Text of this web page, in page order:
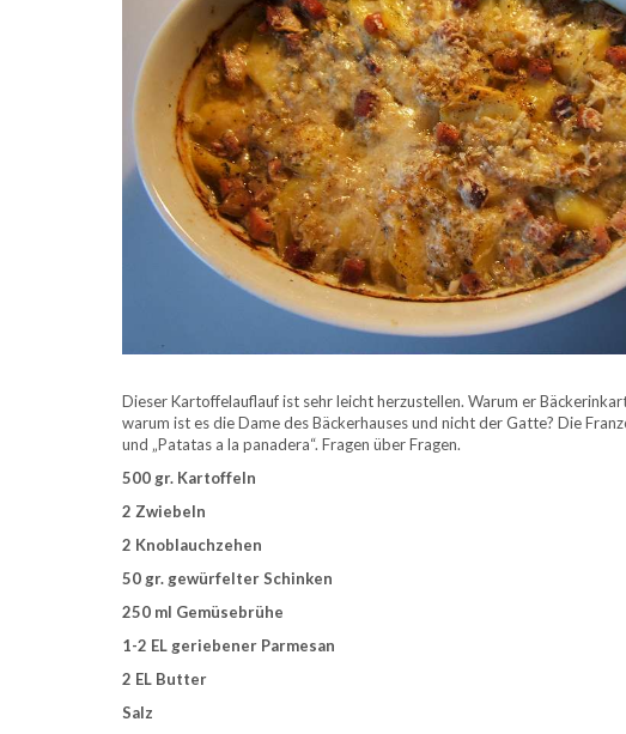
Dieser Kartoffelauflauf ist sehr leicht herzustellen. Warum er
warum ist es die Dame des Bäckerhauses und nicht der Gatte? Die
und „Patatas a la panadera“. Fragen über Fragen.
500 gr. Kartoffeln
2 Zwiebeln
2 Knoblauchzehen
50 gr. gewürfelter Schinken
250 ml Gemüsebrühe
1-2 EL geriebener Parmesan
2 EL Butter
Salz